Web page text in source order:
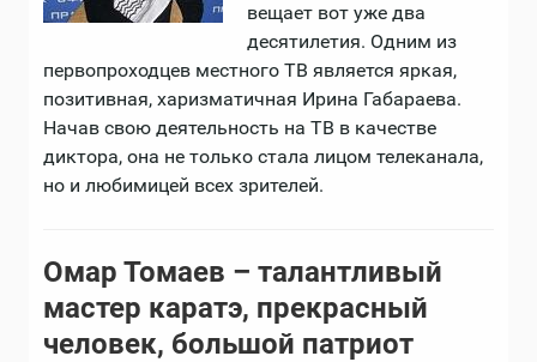
вещает вот уже два
десятилетия. Одним из
первопроходцев местного ТВ является яркая,
позитивная, харизматичная Ирина Габараева.
Начав свою деятельность на ТВ в качестве
диктора, она не только стала лицом телеканала,
но и любимицей всех зрителей.
Омар Томаев – талантливый
мастер каратэ, прекрасный
человек, большой патриот